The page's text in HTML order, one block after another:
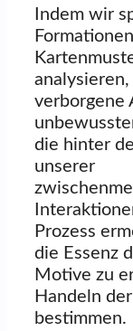
Indem wir
verborgene
die hinter
unserer
Prozess
die Essenz
Motive zu
Handeln
bestimmen.